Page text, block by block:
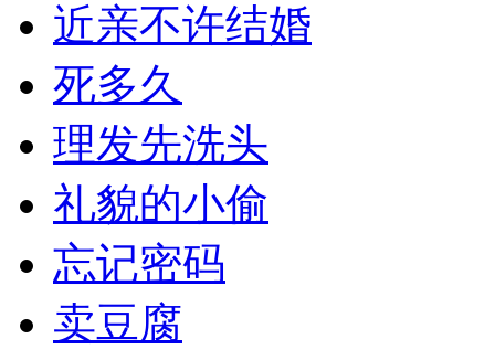
近亲不许结婚
死多久
理发先洗头
礼貌的小偷
忘记密码
卖豆腐